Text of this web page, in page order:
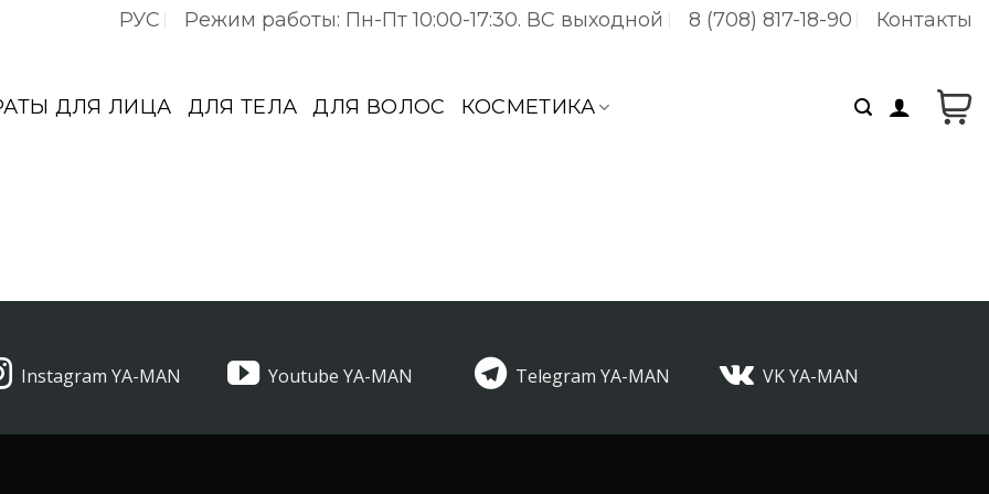
РУС Режим работы: Пн-Пт 10:00-17:30. ВC выходной 8 (708) 817-18-90 Контакты
ДЛЯ ЛИЦА ДЛЯ ТЕЛА ДЛЯ ВОЛОС КОСМЕТИКА
Instagram YA-MAN Youtube YA-MAN Telegram YA-MAN VK YA-MAN